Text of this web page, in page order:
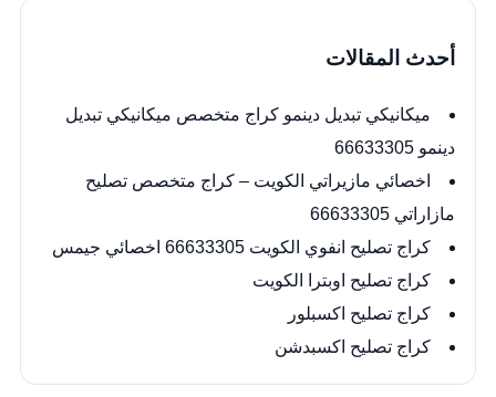
أحدث المقالات
ميكانيكي تبديل دينمو كراج متخصص ميكانيكي تبديل
دينمو 66633305
اخصائي مازيراتي الكويت – كراج متخصص تصليح
مازاراتي 66633305
كراج تصليح انفوي الكويت 66633305 اخصائي جيمس
كراج تصليح اوبترا الكويت
كراج تصليح اكسبلور
كراج تصليح اكسبدشن